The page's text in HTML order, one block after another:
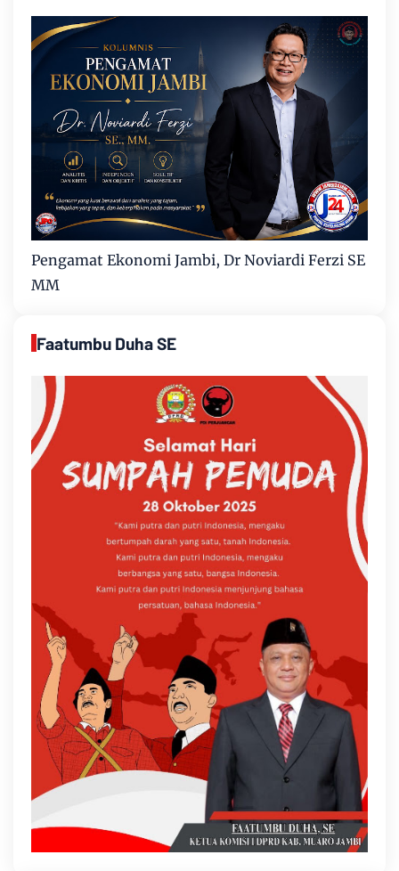
Pengamat Ekonomi Jambi, Dr Noviardi Ferzi SE
MM
Faatumbu Duha SE